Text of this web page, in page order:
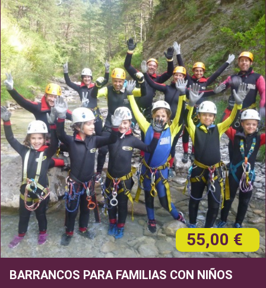
55,00 €
BARRANCOS PARA FAMILIAS CON NIÑOS